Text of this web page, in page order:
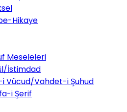
Hikaye
Meseleleri
İstimdad
Vücud/Vahdet-i Şuhud
i Şerif